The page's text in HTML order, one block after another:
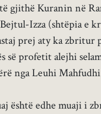
gjithë Kuranin në
Izza (shtëpia e
prej aty ka zbritur
së profetit alejhi
nga Leuhi
është edhe muaji i